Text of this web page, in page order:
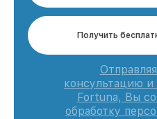
Получить
консультацию
Fortuna, Вы
обработку